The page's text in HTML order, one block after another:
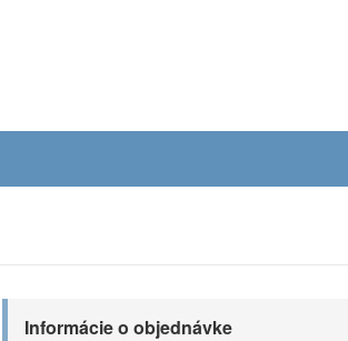
Informácie o objednávke